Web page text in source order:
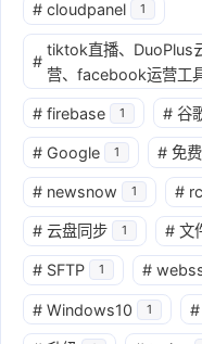
# cloudpanel 1
#
tiktok直播、DuoPlus
营、facebook运营工
# firebase 1 # 谷
# Google 1 # 免
# newsnow 1 #
# 云盘同步 1 # 文
# SFTP 1 #
# Windows10 1 #